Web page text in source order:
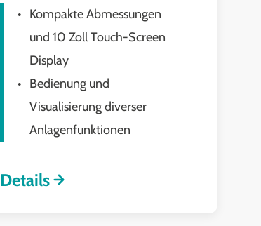
Kompakte Abmessungen
und 10 Zoll Touch-Screen
Display
Bedienung und
Visualisierung diverser
Anlagenfunktionen
Details